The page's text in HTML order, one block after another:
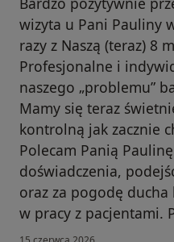
wizyta u Pani Pauliny
razy z Naszą (teraz) 8
Profesjonalne i
naszego „problemu”
Mamy się teraz
kontrolną jak zacznie
Polecam Panią
doświadczenia,
oraz za pogodę
w pracy z pacjentami.